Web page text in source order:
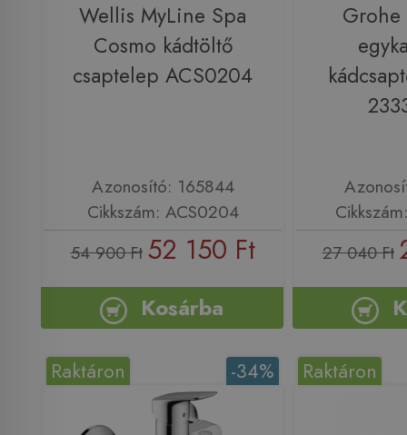
Wellis MyLine Spa
Cosmo kádtöltő
csaptelep ACS0204
Azonosító: 165844
Cikkszám: ACS0204
54 900 Ft 52 150 Ft
Kosárba
Grohe
27 040 Ft
-34%
Raktáron Raktáron